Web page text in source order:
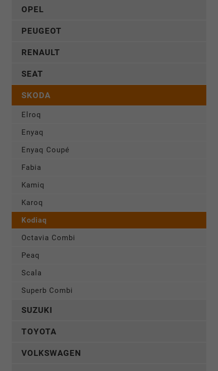
OPEL
PEUGEOT
RENAULT
SEAT
SKODA
Elroq
Enyaq
Enyaq Coupé
Fabia
Kamiq
Karoq
Kodiaq
Octavia Combi
Peaq
Scala
Superb Combi
SUZUKI
TOYOTA
VOLKSWAGEN